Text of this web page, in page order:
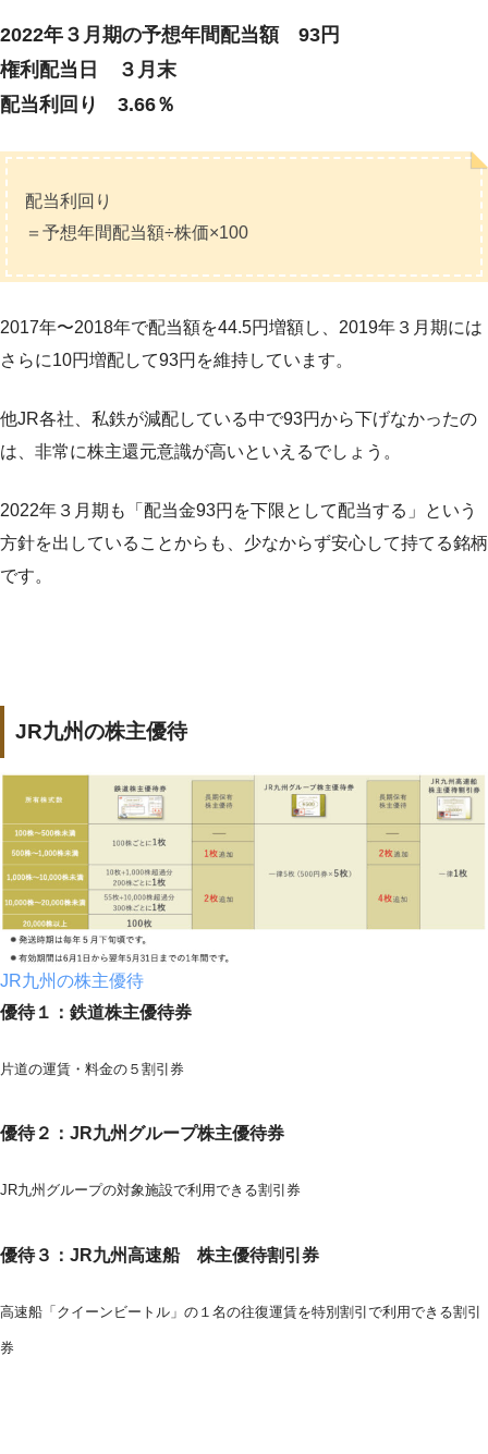
2022年３月期の予想年間配当額 93円
権利配当日 ３月末
配当利回り 3.66％
配当利回り
＝予想年間配当額÷株価×100
2017年〜2018年で配当額を44.5円増額し、2019年３月期には
さらに10円増配して93円を維持しています。
他JR各社、私鉄が減配している中で93円から下げなかったの
は、非常に株主還元意識が高いといえるでしょう。
2022年３月期も「配当金93円を下限として配当する」という
方針を出していることからも、少なからず安心して持てる銘柄
です。
JR九州の株主優待
JR九州の株主優待
優待１：鉄道株主優待券
片道の運賃・料金の５割引券
優待２：JR九州グループ株主優待券
JR九州グループの対象施設で利用できる割引券
優待３：JR九州高速船 株主優待割引券
高速船「クイーンビートル」の１名の往復運賃を特別割引で利用できる割引
券